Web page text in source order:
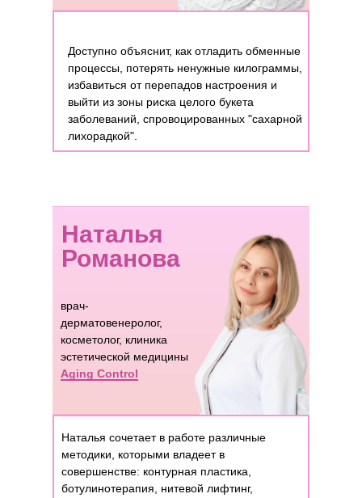
Доступно объяснит, как отладить обменные
процессы, потерять ненужные килограммы,
избавиться от перепадов настроения и
выйти из зоны риска целого букета
заболеваний, спровоцированных "сахарной
лихорадкой".
Наталья
Романова
Наталья сочетает в работе различные
методики, которыми владеет в
совершенстве: контурная пластика,
ботулинотерапия, нитевой лифтинг,
врач-
дерматовенеролог,
косметолог, клиника
эстетической медицины
Aging Control